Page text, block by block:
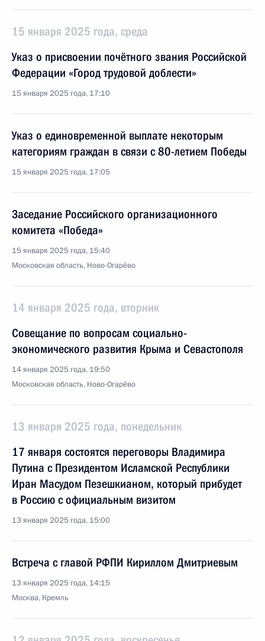
15 января 2025 года, среда
Указ о присвоении почётного звания Российской
Федерации «Город трудовой доблести»
15 января 2025 года, 17:10
Указ о единовременной выплате некоторым
категориям граждан в связи с 80-летием Победы
15 января 2025 года, 17:05
Заседание Российского организационного
комитета «Победа»
15 января 2025 года, 15:40
Московская область, Ново-Огарёво
14 января 2025 года, вторник
Совещание по вопросам социально-
экономического развития Крыма и Севастополя
14 января 2025 года, 19:50
Московская область, Ново-Огарёво
13 января 2025 года, понедельник
17 января состоятся переговоры Владимира
Путина с Президентом Исламской Республики
Иран Масудом Пезешкианом, который прибудет
в Россию с официальным визитом
13 января 2025 года, 15:00
Встреча с главой РФПИ Кириллом Дмитриевым
13 января 2025 года, 14:15
Москва, Кремль